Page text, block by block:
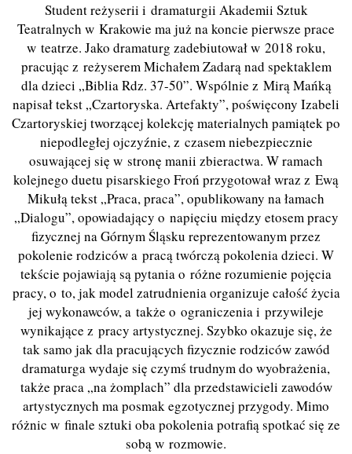
Student reżyserii i dramaturgii Akademii Sztuk
Teatralnych w Krakowie ma już na koncie pierwsze prace
w teatrze. Jako dramaturg zadebiutował w 2018 roku,
pracując z reżyserem Michałem Zadarą nad spektaklem
dla dzieci „Biblia Rdz. 37-50”. Wspólnie z Mirą Mańką
napisał tekst „Czartoryska. Artefakty”, poświęcony Izabeli
Czartoryskiej tworzącej kolekcję materialnych pamiątek po
niepodległej ojczyźnie, z czasem niebezpiecznie
osuwającej się w stronę manii zbieractwa. W ramach
kolejnego duetu pisarskiego Froń przygotował wraz z Ewą
Mikułą tekst „Praca, praca”, opublikowany na łamach
„Dialogu”, opowiadający o napięciu między etosem pracy
fizycznej na Górnym Śląsku reprezentowanym przez
pokolenie rodziców a pracą twórczą pokolenia dzieci. W
tekście pojawiają są pytania o różne rozumienie pojęcia
pracy, o to, jak model zatrudnienia organizuje całość życia
jej wykonawców, a także o ograniczenia i przywileje
wynikające z pracy artystycznej. Szybko okazuje się, że
tak samo jak dla pracujących fizycznie rodziców zawód
dramaturga wydaje się czymś trudnym do wyobrażenia,
także praca „na żomplach” dla przedstawicieli zawodów
artystycznych ma posmak egzotycznej przygody. Mimo
różnic w finale sztuki oba pokolenia potrafią spotkać się ze
sobą w rozmowie.